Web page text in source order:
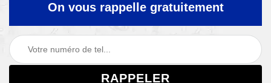
On vous rappelle gratuitement